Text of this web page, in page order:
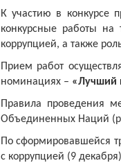
К участию в конкурсе
конкурсные работы на
коррупцией, а также
Прием работ
номинациях – «Лучший
Правила проведения
Объединенных Наций
По сформировавшейся
с коррупцией (9